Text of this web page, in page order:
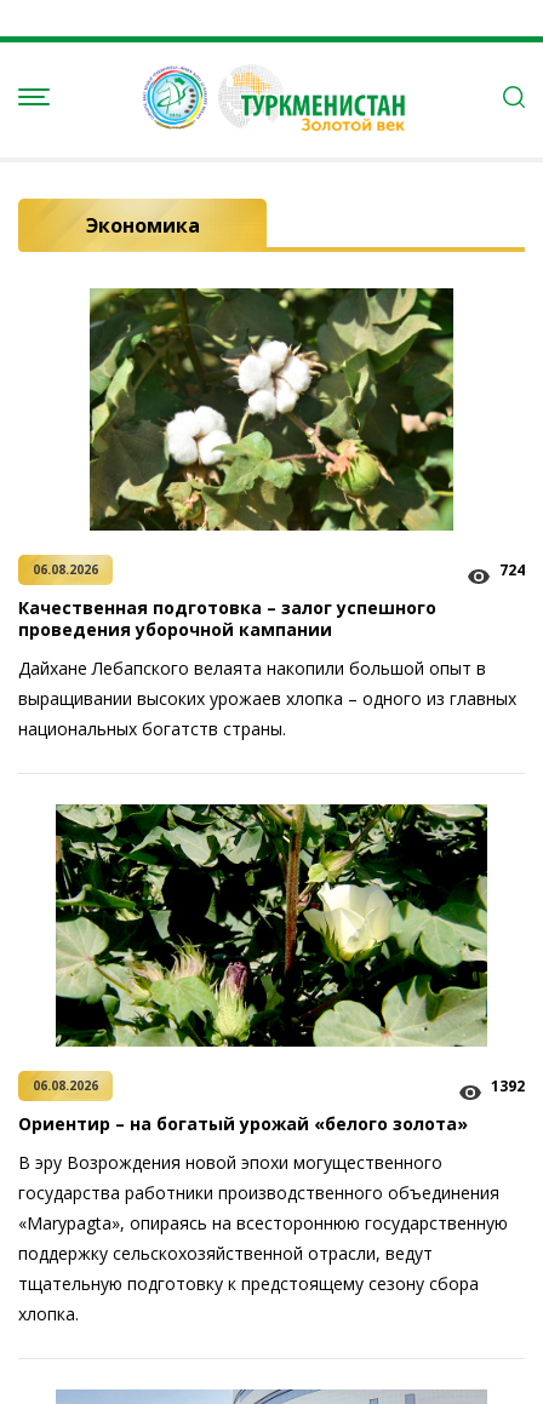
Экономика
06.08.2026 724
Качественная подготовка – залог успешного
проведения уборочной кампании
Дайхане Лебапского велаята накопили большой опыт в
выращивании высоких урожаев хлопка – одного из главных
национальных богатств страны.
06.08.2026 1392
Ориентир – на богатый урожай «белого золота»
В эру Возрождения новой эпохи могущественного
государства работники производственного объединения
«Marypagta», опираясь на всестороннюю государственную
поддержку сельскохозяйственной отрасли, ведут
тщательную подготовку к предстоящему сезону сбора
хлопка.